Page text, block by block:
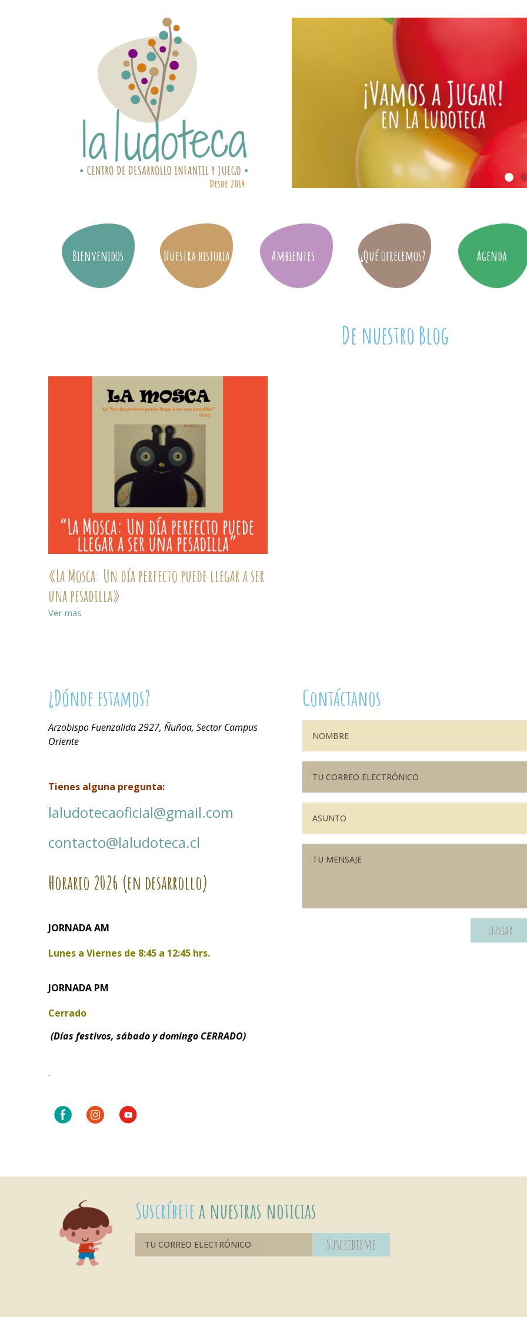
Bienvenidos Nuestra historia Ambientes ¿Qué ofrecemos? Agenda
De nuestro Blog
«La Mosca: Un día perfecto puede llegar a ser
una pesadilla»
Ver más
¿Dónde estamos?
Arzobispo Fuenzalida 2927, Ñuñoa, Sector Campus
Oriente
Tienes alguna pregunta:
laludotecaoficial@gmail.com
contacto@laludoteca.cl
Horario 2026 (en desarrollo)
JORNADA AM
Lunes a Viernes de 8:45 a 12:45 hrs.
JORNADA PM
Cerrado
(Días festivos, sábado y domingo CERRADO)
.
Contáctanos
Enviar
Suscríbetea nuestras noticias
Suscribirme